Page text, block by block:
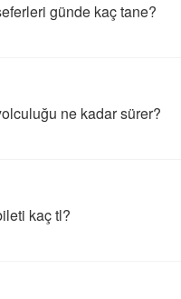
günde kaç tane?
ne kadar sürer?
kaç tl?